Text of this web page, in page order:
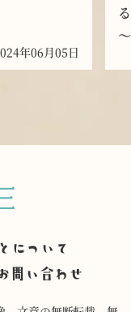
年06月05日
について
問い合わせ